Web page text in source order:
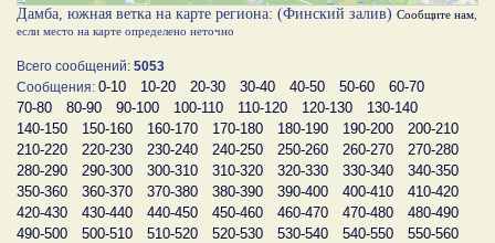
Дамба, южная ветка на карте региона: (Финский залив) Сообщите нам
если место на карте определено неточно
Всего сообщений: 5053
Сообщения: 0-10 10-20 20-30 30-40 40-50 50-60
60-70
70-80
80-90 90-100 100-110 110-120 120-130
130-140
140-150
150-160 160-170 170-180 180-190 190-200
200-210
210-220
220-230 230-240 240-250 250-260 260-270
270-280
280-290
290-300 300-310 310-320 320-330 330-340
340-350
350-360
360-370 370-380 380-390 390-400 400-410
410-420
420-430
430-440 440-450 450-460 460-470 470-480
480-490
490-500
500-510 510-520 520-530 530-540 540-550
550-560